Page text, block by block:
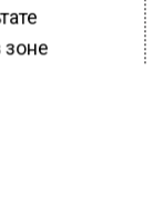
зоне